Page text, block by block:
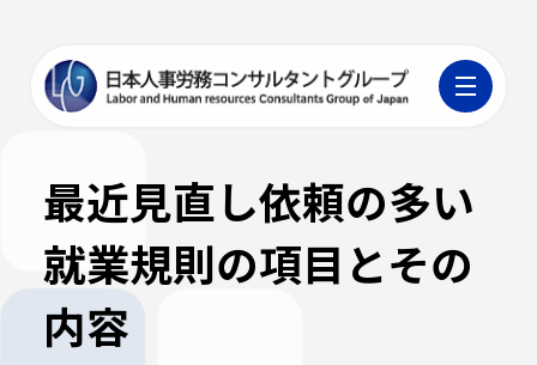
最近見直し依頼の多い
就業規則の項目とその
内容